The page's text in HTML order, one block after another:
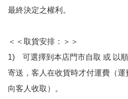
最終決定之權利。
＜＜取貨安排：＞＞
1)　可選擇到本店門市自取 或 以
寄送，客人在收貨時才付運費（
向客人收取）。